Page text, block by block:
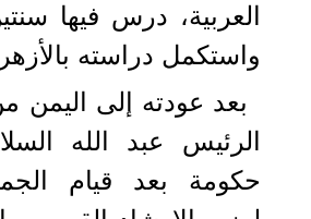
العربية، درس فيها
واستكمل دراسته
بعد عودته إلى اليمن
الرئيس عبد الله
حكومة بعد قيام